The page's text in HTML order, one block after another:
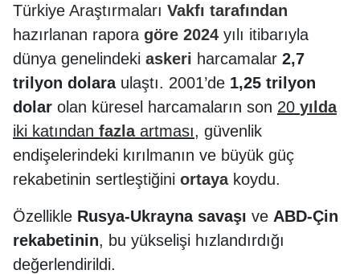
Türkiye Araştırmaları Vakfı tarafından
hazırlanan rapora göre 2024 yılı itibarıyla
dünya genelindeki askeri harcamalar 2,7
trilyon dolara ulaştı. 2001’de 1,25 trilyon
dolar olan küresel harcamaların son 20 yılda
iki katından fazlaartması, güvenlik
endişelerindeki kırılmanın ve büyük güç
rekabetinin sertleştiğini ortayakoydu.
Özellikle Rusya-Ukrayna savaşı ve ABD-Çin
rekabetinin, bu yükselişi hızlandırdığı
değerlendirildi.